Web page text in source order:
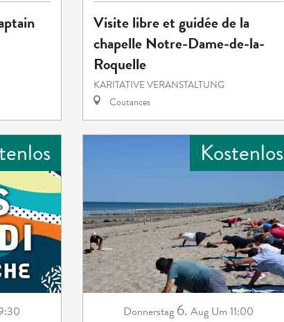
Visite libre et guidée de la
chapelle Notre-Dame-de-la-
Roquelle
KARITATIVE VERANSTALTUNG
Coutances
Kostenlos
Donnerstag 6. Aug Um 11:00